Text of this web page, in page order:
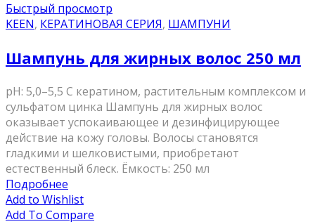
Быстрый просмотр
KEEN, КЕРАТИНОВАЯ СЕРИЯ, ШАМПУНИ
Шампунь для жирных волос 250 мл
pH: 5,0–5,5 С кератином, растительным комплексом и
сульфатом цинка Шампунь для жирных волос
оказывает успокаивающее и дезинфицирующее
действие на кожу головы. Волосы становятся
гладкими и шелковистыми, приобретают
естественный блеск. Ёмкость: 250 мл
Подробнее
Add to Wishlist
Add To Compare